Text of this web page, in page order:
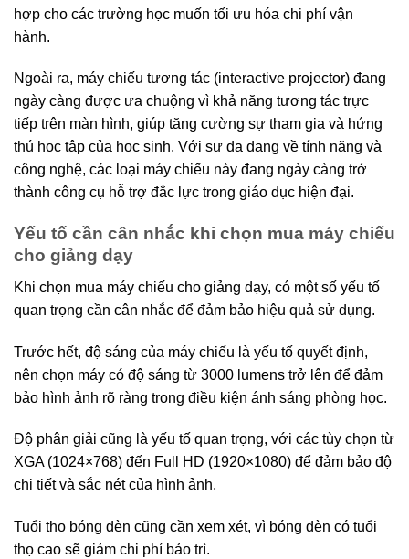
hợp cho các trường học muốn tối ưu hóa chi phí vận
hành.
Ngoài ra, máy chiếu tương tác (interactive projector) đang
ngày càng được ưa chuộng vì khả năng tương tác trực
tiếp trên màn hình, giúp tăng cường sự tham gia và hứng
thú học tập của học sinh. Với sự đa dạng về tính năng và
công nghệ, các loại máy chiếu này đang ngày càng trở
thành công cụ hỗ trợ đắc lực trong giáo dục hiện đại.
Yếu tố cần cân nhắc khi chọn mua máy chiếu
cho giảng dạy
Khi chọn mua máy chiếu cho giảng dạy, có một số yếu tố
quan trọng cần cân nhắc để đảm bảo hiệu quả sử dụng.
Trước hết, độ sáng của máy chiếu là yếu tố quyết định,
nên chọn máy có độ sáng từ 3000 lumens trở lên để đảm
bảo hình ảnh rõ ràng trong điều kiện ánh sáng phòng học.
Độ phân giải cũng là yếu tố quan trọng, với các tùy chọn từ
XGA (1024×768) đến Full HD (1920×1080) để đảm bảo độ
chi tiết và sắc nét của hình ảnh.
Tuổi thọ bóng đèn cũng cần xem xét, vì bóng đèn có tuổi
thọ cao sẽ giảm chi phí bảo trì.